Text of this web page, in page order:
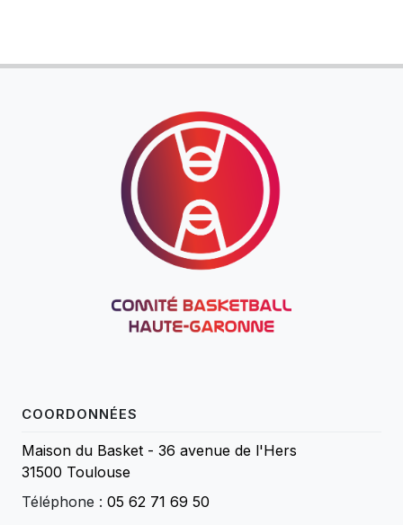
COORDONNÉES
Maison du Basket - 36 avenue de l'Hers
31500 Toulouse
Téléphone : 05 62 71 69 50